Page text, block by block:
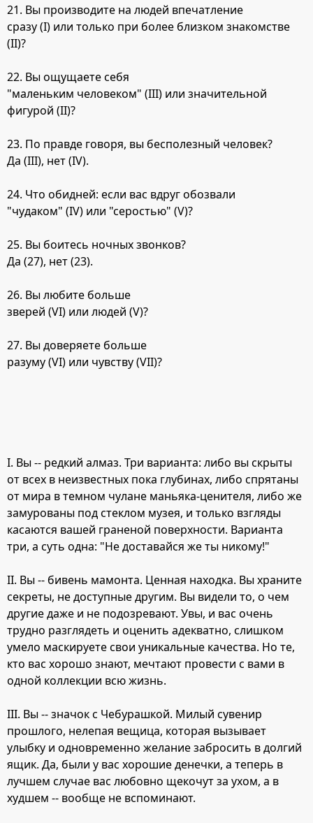
21. Вы производите на людей впечатление
сразу (I) или только при более близком знакомстве
(II)?
22. Вы ощущаете себя
"маленьким человеком" (III) или значительной
фигурой (II)?
23. По правде говоря, вы бесполезный человек?
Да (III), нет (IV).
24. Что обидней: если вас вдруг обозвали
"чудаком" (IV) или "серостью" (V)?
25. Вы боитесь ночных звонков?
Да (27), нет (23).
26. Вы любите больше
зверей (VI) или людей (V)?
27. Вы доверяете больше
разуму (VI) или чувству (VII)?
I. Вы -- редкий алмаз. Три варианта: либо вы скрыты
от всех в неизвестных пока глубинах, либо спрятаны
от мира в темном чулане маньяка-ценителя, либо же
замурованы под стеклом музея, и только взгляды
касаются вашей граненой поверхности. Варианта
три, а суть одна: "Не доставайся же ты никому!"
II. Вы -- бивень мамонта. Ценная находка. Вы храните
секреты, не доступные другим. Вы видели то, о чем
другие даже и не подозревают. Увы, и вас очень
трудно разглядеть и оценить адекватно, слишком
умело маскируете свои уникальные качества. Но те,
кто вас хорошо знают, мечтают провести с вами в
одной коллекции всю жизнь.
III. Вы -- значок с Чебурашкой. Милый сувенир
прошлого, нелепая вещица, которая вызывает
улыбку и одновременно желание забросить в долгий
ящик. Да, были у вас хорошие денечки, а теперь в
лучшем случае вас любовно щекочут за ухом, а в
худшем -- вообще не вспоминают.